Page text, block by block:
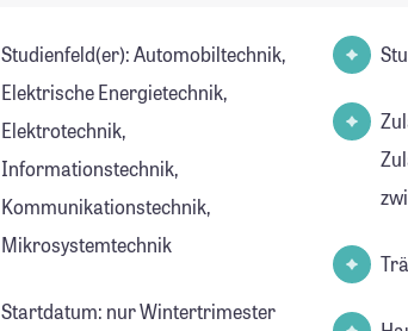
Studienfeld(er): Automobiltechnik,
Elektrische Energietechnik,
Elektrotechnik,
Informationstechnik,
Kommunikationstechnik,
Mikrosystemtechnik
Startdatum: nur Wintertrimester